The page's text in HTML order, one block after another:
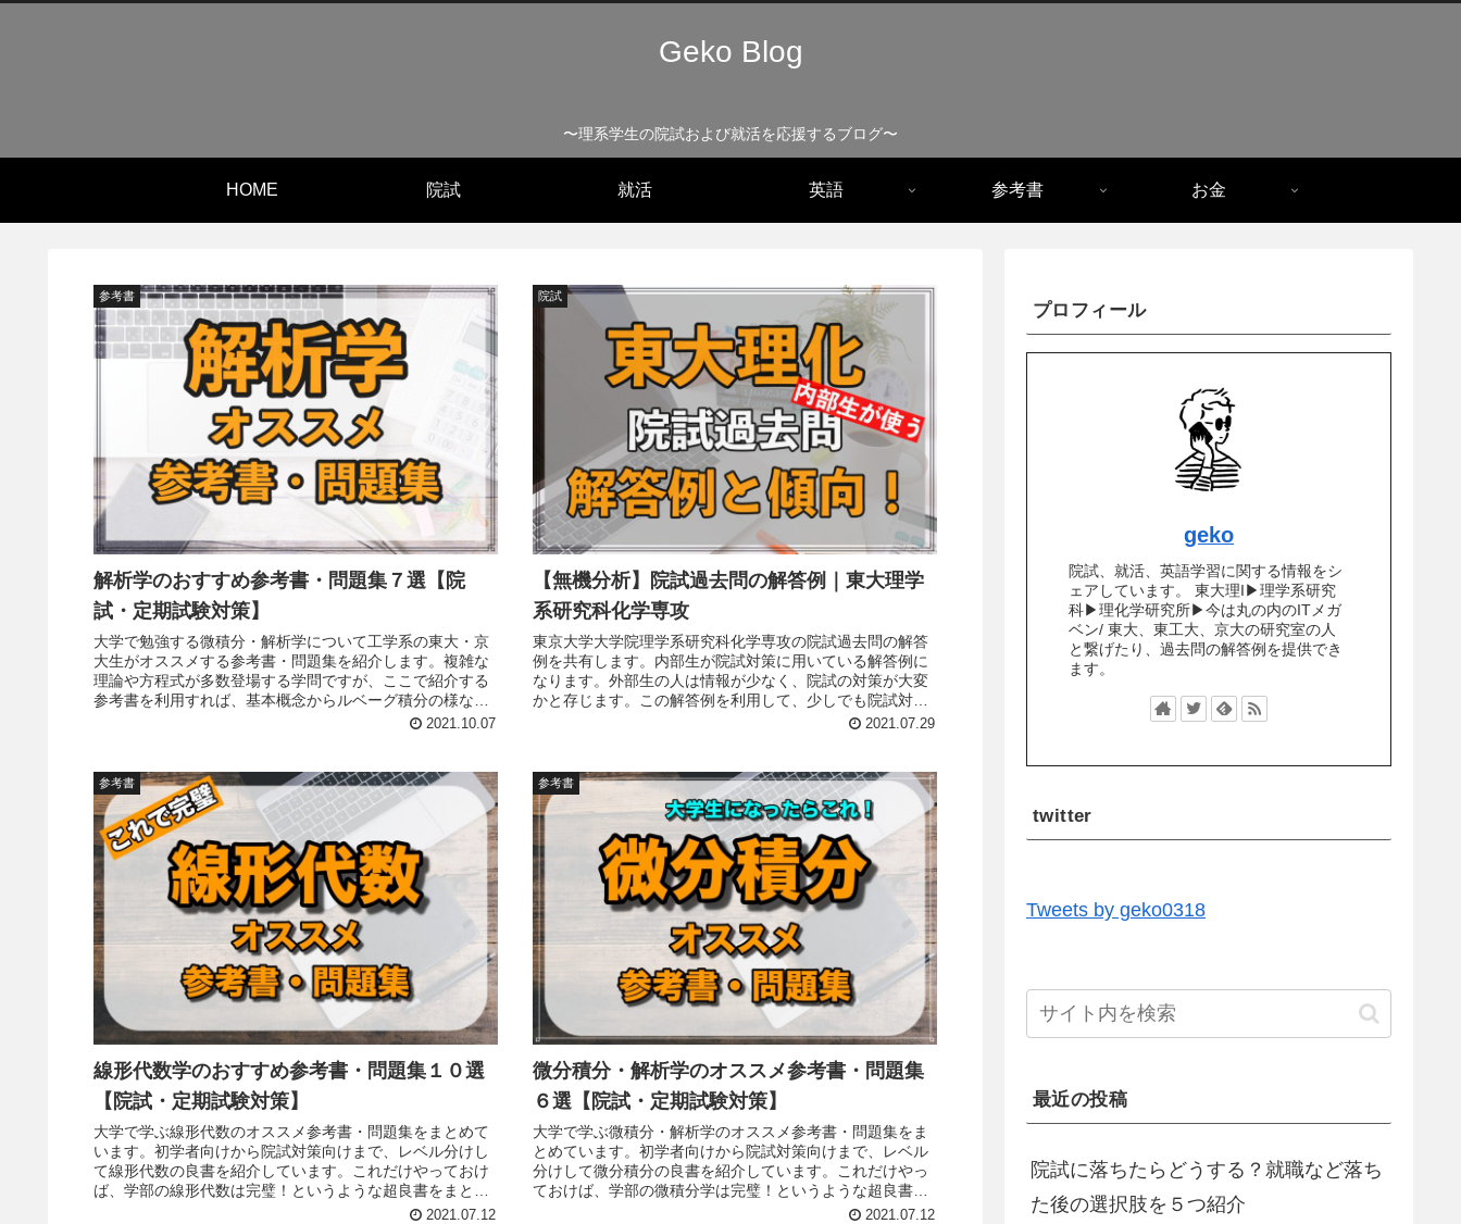
Geko Blog
〜理系学生の院試および就活を応援するブログ〜
HOME 院試 就活 英語 参考書 お金
参考書
解析学のおすすめ参考書・問題集７選【院
試・定期試験対策】
大学で勉強する微積分・解析学について工学系の東大・京
大生がオススメする参考書・問題集を紹介します。複雑な
理論や方程式が多数登場する学問ですが、ここで紹介する
参考書を利用すれば、基本概念からルベーグ積分の様な重
要概念まで、定期試験や院試で必要になる部分は全てカバ
2021.10.07
院試
【無機分析】院試過去問の解答例｜東大理学
系研究科化学専攻
東京大学大学院理学系研究科化学専攻の院試過去問の解答
例を共有します。内部生が院試対策に用いている解答例に
なります。外部生の人は情報が少なく、院試の対策が大変
かと存じます。この解答例を利用して、少しでも院試対策
2021.07.29
参考書
線形代数学のおすすめ参考書・問題集１０選
【院試・定期試験対策】
大学で学ぶ線形代数のオススメ参考書・問題集をまとめて
います。初学者向けから院試対策向けまで、レベル分けし
て線形代数の良書を紹介しています。これだけやっておけ
ば、学部の線形代数は完璧！というような超良書をまとめ
ています。物理や化学の基礎固めにも最適です。機械学習
2021.07.12
参考書
微分積分・解析学のオススメ参考書・問題集
６選【院試・定期試験対策】
大学で学ぶ微積分・解析学のオススメ参考書・問題集をま
とめています。初学者向けから院試対策向けまで、レベル
分けして微分積分の良書を紹介しています。これだけやっ
ておけば、学部の微積分学は完璧！というような超良書を
まとめています。物理や化学の基礎固めにも最適です。
2021.07.12
プロフィール
geko
院試、就活、英語学習に関する情報をシ
ェアしています。 東大理I▶︎理学系研究
科▶︎理化学研究所▶︎今は丸の内のITメガ
ベン/ 東大、東工大、京大の研究室の人
と繋げたり、過去問の解答例を提供でき
ます。
twitter
Tweets by geko0318
最近の投稿
院試に落ちたらどうする？就職など落ち
た後の選択肢を５つ紹介